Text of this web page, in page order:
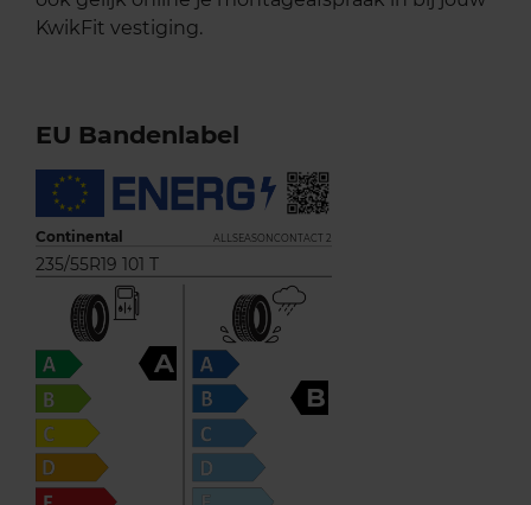
KwikFit vestiging.
EU Bandenlabel
Continental ALLSEASONCONTACT 2
235/55R19 101 T
A
B